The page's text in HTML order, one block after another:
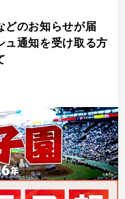
どのお知らせが届
通知を受け取る方